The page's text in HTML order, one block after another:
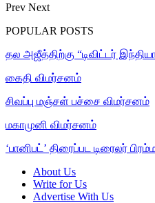
Prev Next
POPULAR POSTS
தல அஜீத்திற்கு “டிவிட்டர்
கைதி விமர்சனம்
சிவப்பு மஞ்சள் பச்சை விமர்சனம்
மகாமுனி விமர்சனம்
‘பானிபட்’ திரைப்பட டிரைலர்
About Us
Write for Us
Advertise With Us